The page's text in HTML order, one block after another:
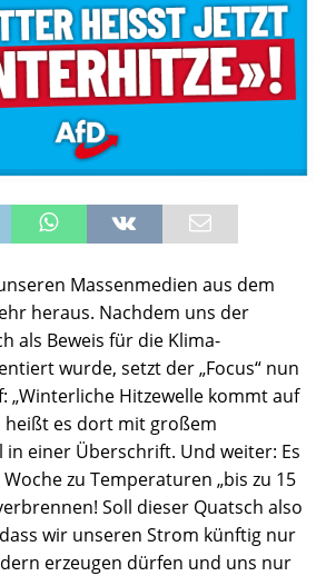
Massenmedien aus dem
heraus. Nachdem uns der
als Beweis für die Klima-
wurde, setzt der „Focus“ nun
„Winterliche Hitzewelle kommt auf
heißt es dort mit großem
einer Überschrift. Und weiter: Es
zu Temperaturen „bis zu 15
Soll dieser Quatsch also
wir unseren Strom künftig nur
erzeugen dürfen und uns nur